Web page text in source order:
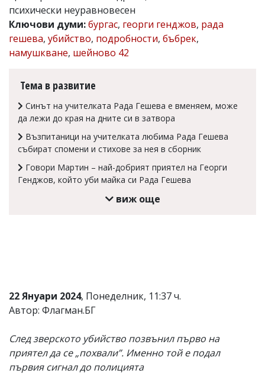
Коментарите
под
се
въвеждат
носи
тях!
Ако
откриете
обиден
психически неуравновесен
Ключови думи:бургас, георги генджов, рада
гешева, убийство, подробности, бъбрек,
намушкване, шейново 42
Тема в развитие
Синът на учителката Рада Гешева е вменяем, може
да лежи до края на дните си в затвора
Възпитаници на учителката любима Рада Гешева
събират спомени и стихове за нея в сборник
Говори Мартин – най-добрият приятел на Георги
Генджов, който уби майка си Рада Гешева
виж още
22 Януари 2024, Понеделник, 11:37 ч.
Автор: Флагман.БГ
След зверското убийство позвънил първо на
приятел да се „похвали”. Именно той е подал
първия сигнал до полицията